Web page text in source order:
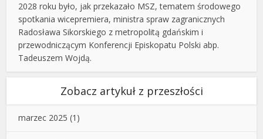
2028 roku było, jak przekazało MSZ, tematem środowego
spotkania wicepremiera, ministra spraw zagranicznych
Radosława Sikorskiego z metropolitą gdańskim i
przewodniczącym Konferencji Episkopatu Polski abp.
Tadeuszem Wojdą.
Zobacz artykuł z przeszłości
marzec 2025 (1)